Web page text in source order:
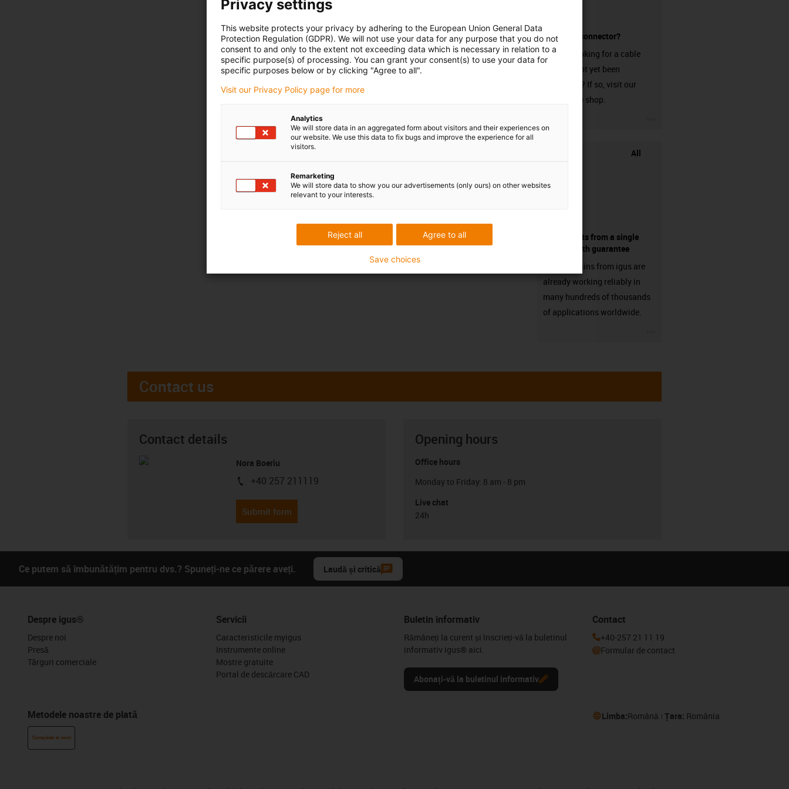
without a connector?
Are you looking for a cable
that has not yet been
harnessed? If so, visit our
chainflex® shop.
All
components from a single
source - with guarantee
Energy chains from igus are
already working reliably in
many hundreds of thousands
of applications worldwide.
Contact us
Contact details
Nora Boeriu
igus-icon-phone
+40 257 211119
Submit form
Opening hours
Office hours
Monday to Friday: 8 am - 8 pm
Live chat
24h
Ce putem să îmbunătățim pentru dvs.? Spuneți-ne ce părere aveți. Laudă și critică
Despre igus®
Despre noi
Presă
Târguri comerciale
Metodele noastre de plată
Cumpărați în cont
Servicii
Caracteristicile myigus
Instrumente online
Mostre gratuite
Portal de descărcare CAD
Buletin informativ
Rămâneți la curent și înscrieți-vă la buletinul
informativ igus® aici.
Abonați-vă la buletinul informativ
Contact
+40-257 21 11 19
Formular de contact
Limba:Română Țara: România
Privacy settings
This website protects your privacy by adhering to the European Union General Data
Protection Regulation (GDPR). We will not use your data for any purpose that you do not
consent to and only to the extent not exceeding data which is necessary in relation to a
specific purpose(s) of processing. You can grant your consent(s) to use your data for
specific purposes below or by clicking "Agree to all".
Visit our Privacy Policy page for more
Analytics
We will store data in an aggregated form about visitors and their experiences on
our website. We use this data to fix bugs and improve the experience for all
visitors.
Remarketing
We will store data to show you our advertisements (only ours) on other websites
relevant to your interests.
Agree to all
Reject all
Save choices